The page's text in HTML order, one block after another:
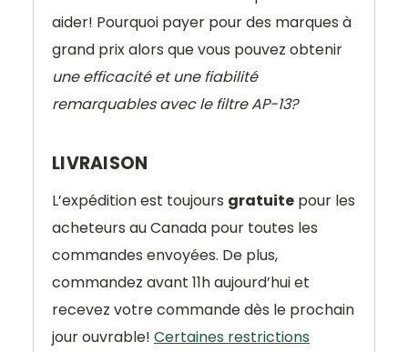
aider! Pourquoi payer pour des marques à
grand prix alors que vous pouvez obtenir
une efficacité et une fiabilité
remarquables avec le filtre AP-13?
LIVRAISON
L’expédition est toujours gratuite pour les
acheteurs au Canada pour toutes les
commandes envoyées. De plus,
commandez avant 11h aujourd’hui et
recevez votre commande dès le prochain
jour ouvrable! Certaines restrictions